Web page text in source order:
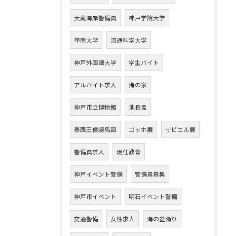
大蔵海岸警備員 神戸学院大学
甲南大学 流通科学大学
神戸外国語大学 学生バイト
アルバイト求人 海の家
神戸市立博物館 池長孟
泰西王侯騎馬図 ゴッホ展 ザビエル展
警備員求人 現任教育
神戸イベント警備 警備員募集
神戸市イベント 明石イベント警備
交通警備 女性求人 海の盆踊り